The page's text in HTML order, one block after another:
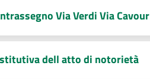
Via Verdi Via Cavour
dell atto di notorietà